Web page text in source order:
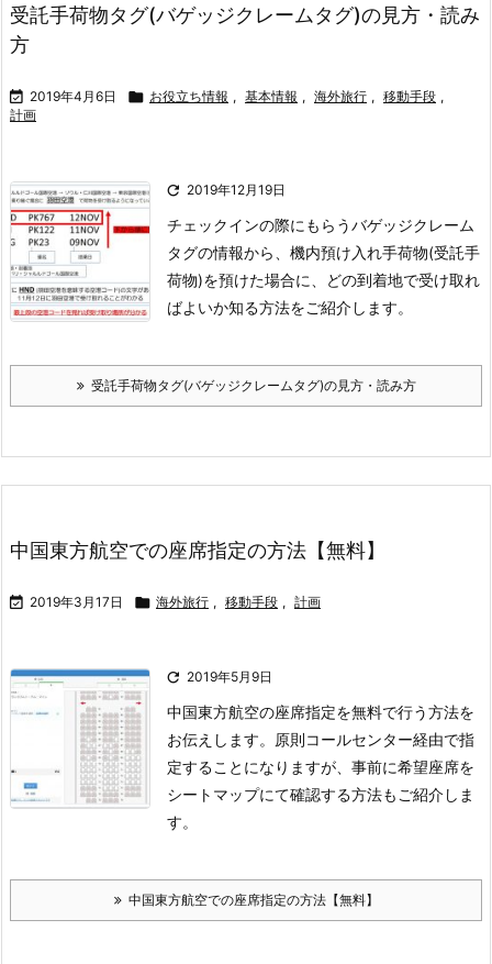
受託手荷物タグ(バゲッジクレームタグ)の見方・読み
方
 2019年4月6日  お役立ち情報 , 基本情報 , 海外旅行 , 移動手段 ,
計画
 2019年12月19日
チェックインの際にもらうバゲッジクレーム
タグの情報から、機内預け入れ手荷物(受託手
荷物)を預けた場合に、どの到着地で受け取れ
ばよいか知る方法をご紹介します。
受託手荷物タグ(バゲッジクレームタグ)の見方・読み方
中国東方航空での座席指定の方法【無料】
 2019年3月17日  海外旅行 , 移動手段 , 計画
 2019年5月9日
中国東方航空の座席指定を無料で行う方法を
お伝えします。
原則コールセンター経由で指
定することになりますが、事前に希望座席を
シートマップにて確認する方法もご紹介しま
す。
中国東方航空での座席指定の方法【無料】